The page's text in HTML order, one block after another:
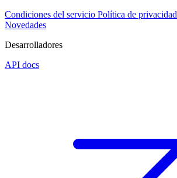
Condiciones del servicio Política de privacidad
Novedades
Desarrolladores
API docs